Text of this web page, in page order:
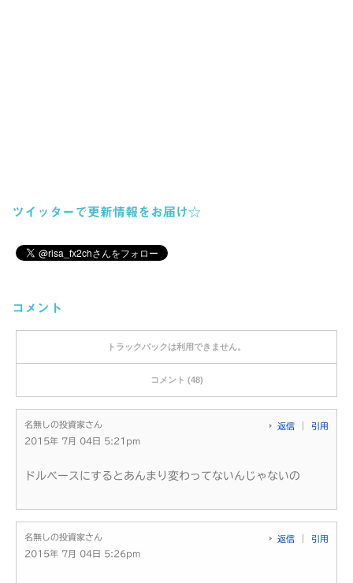
ツイッターで更新情報をお届け☆
コメント
トラックバックは利用できません。
コメント (48)
名無しの投資家さん
2015年 7月 04日 5:21pm
返信 引用
ドルベースにするとあんまり変わってないんじゃないの
名無しの投資家さん
2015年 7月 04日 5:26pm
返信 引用